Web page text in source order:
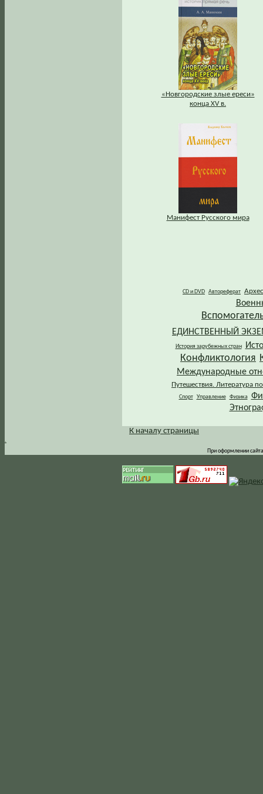
«Новгородские злые ереси»
конца XV в.
Манифест Русского мира
CD и DVD Автореферат
ЕДИНСТВЕННЫЙ
История зарубежных стран
Конфликтология
Международные
Путешествия. Литература
Спорт Управление Физика
.
К началу страницы
При оформлении